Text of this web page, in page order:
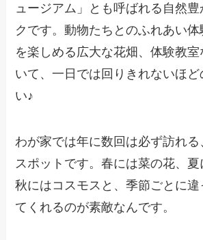
ュージアム」とも呼ばれる自然
クです。動物たちとのふれあい
を楽しめる広大な花畑、体験教
いて、一日では回りきれないほ
い♪
わが家では年に数回は必ず訪れ
スポットです。春には菜の花、夏
秋にはコスモスと、季節ごとに
てくれるのが素敵なんです。